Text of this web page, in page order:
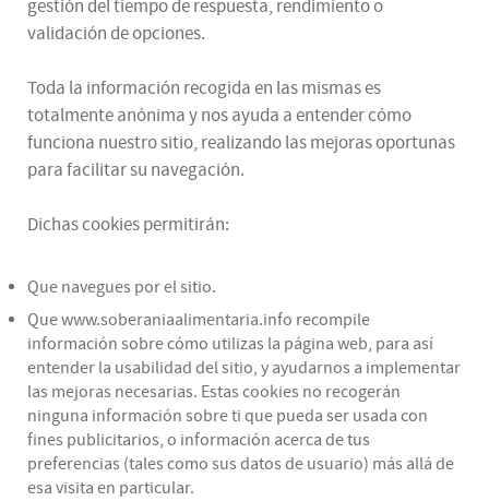
gestión del tiempo de respuesta, rendimiento o
validación de opciones.
Toda la información recogida en las mismas es
totalmente anónima y nos ayuda a entender cómo
funciona nuestro sitio, realizando las mejoras oportunas
para facilitar su navegación.
Dichas cookies permitirán:
Que navegues por el sitio.
Que www.soberaniaalimentaria.info recompile
información sobre cómo utilizas la página web, para así
entender la usabilidad del sitio, y ayudarnos a implementar
las mejoras necesarias. Estas cookies no recogerán
ninguna información sobre ti que pueda ser usada con
fines publicitarios, o información acerca de tus
preferencias (tales como sus datos de usuario) más allá de
esa visita en particular.